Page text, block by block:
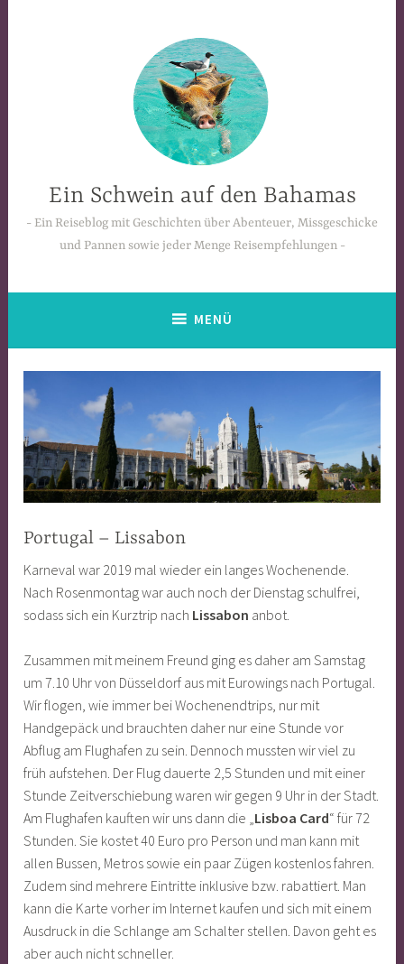
Ein Schwein auf den Bahamas
Ein Reiseblog mit Geschichten über Abenteuer, Missgeschicke
und Pannen sowie jeder Menge Reisempfehlungen
MENÜ
Portugal – Lissabon
Karneval war 2019 mal wieder ein langes Wochenende.
Nach Rosenmontag war auch noch der Dienstag schulfrei,
sodass sich ein Kurztrip nach Lissabon anbot.
Zusammen mit meinem Freund ging es daher am Samstag
um 7.10 Uhr von Düsseldorf aus mit Eurowings nach Portugal.
Wir flogen, wie immer bei Wochenendtrips, nur mit
Handgepäck und brauchten daher nur eine Stunde vor
Abflug am Flughafen zu sein. Dennoch mussten wir viel zu
früh aufstehen. Der Flug dauerte 2,5 Stunden und mit einer
Stunde Zeitverschiebung waren wir gegen 9 Uhr in der Stadt.
Am Flughafen kauften wir uns dann die „Lisboa Card“ für 72
Stunden. Sie kostet 40 Euro pro Person und man kann mit
allen Bussen, Metros sowie ein paar Zügen kostenlos fahren.
Zudem sind mehrere Eintritte inklusive bzw. rabattiert. Man
kann die Karte vorher im Internet kaufen und sich mit einem
Ausdruck in die Schlange am Schalter stellen. Davon geht es
aber auch nicht schneller.